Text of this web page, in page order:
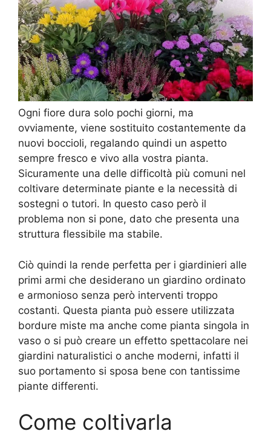
Ogni fiore dura solo pochi giorni, ma
ovviamente, viene sostituito costantemente da
nuovi boccioli, regalando quindi un aspetto
sempre fresco e vivo alla vostra pianta.
Sicuramente una delle difficoltà più comuni nel
coltivare determinate piante e la necessità di
sostegni o tutori. In questo caso però il
problema non si pone, dato che presenta una
struttura flessibile ma stabile.
Ciò quindi la rende perfetta per i giardinieri alle
primi armi che desiderano un giardino ordinato
e armonioso senza però interventi troppo
costanti. Questa pianta può essere utilizzata
bordure miste ma anche come pianta singola in
vaso o si può creare un effetto spettacolare nei
giardini naturalistici o anche moderni, infatti il
suo portamento si sposa bene con tantissime
piante differenti.
Come coltivarla